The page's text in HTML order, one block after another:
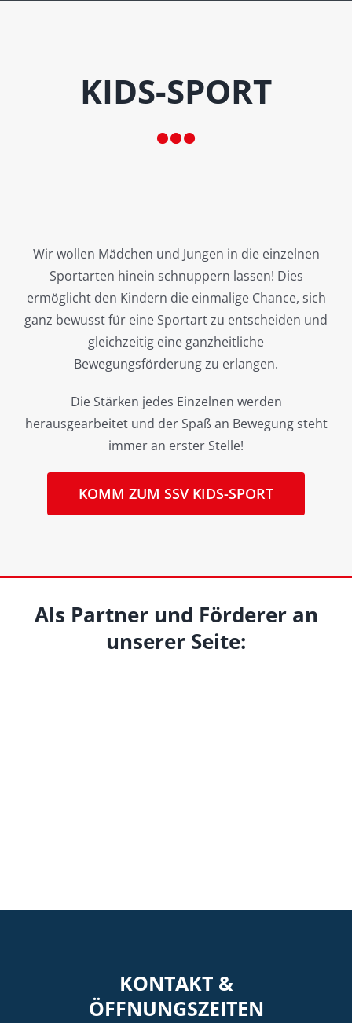
KIDS-SPORT
Wir wollen Mädchen und Jungen in die einzelnen
Sportarten hinein schnuppern lassen! Dies
ermöglicht den Kindern die einmalige Chance, sich
ganz bewusst für eine Sportart zu entscheiden und
gleichzeitig eine ganzheitliche
Bewegungsförderung zu erlangen.
Die Stärken jedes Einzelnen werden
herausgearbeitet und der Spaß an Bewegung steht
immer an erster Stelle!
KOMM ZUM SSV KIDS-SPORT
Als Partner und Förderer an
unserer Seite:
KONTAKT &
ÖFFNUNGSZEITEN